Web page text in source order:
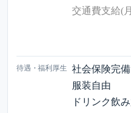
交通費支給(
待遇・福利厚生
社会保険完備
服装自由
ドリンク飲